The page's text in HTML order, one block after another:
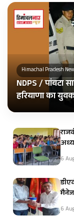
Himachal Pradesh
NDPS / पांवटा
हरियाणा का
6
6